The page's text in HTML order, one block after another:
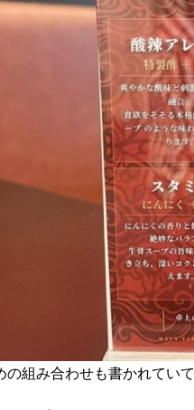
の組み合わせも書かれてい